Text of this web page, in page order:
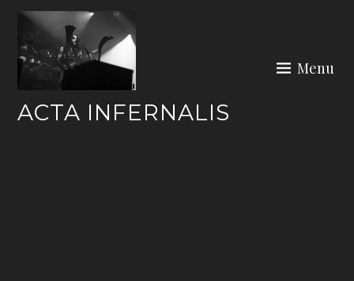
Skip
content
ACTA INFERNALIS
Menu